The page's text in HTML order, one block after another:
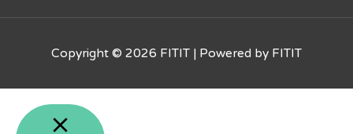
Copyright © 2026 FITIT | Powered by FITIT